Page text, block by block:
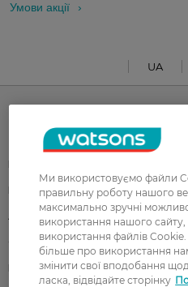
Умови акції
UA
Каталог
Парфуми
Акції
Обличчя
Подарунки
Ми використовуємо файли
правильну роботу нашого
максимально зручні
використання нашого
використання файлів
більше про використання
змінити свої вподобання
ласка, відвідайте сторінку